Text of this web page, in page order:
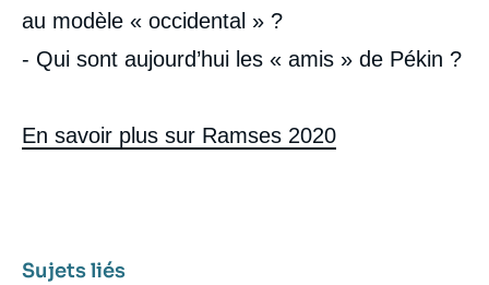
au modèle « occidental » ?
- Qui sont aujourd’hui les « amis » de Pékin ?
En savoir plus sur Ramses 2020
Sujets liés